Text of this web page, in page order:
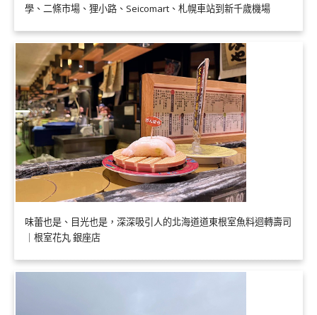
學、二條市場、狸小路、Seicomart、札幌車站到新千歲機場
味蕾也是、目光也是，深深吸引人的北海道道東根室魚料迴轉壽司
｜根室花丸 銀座店